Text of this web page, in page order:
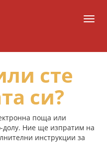
сте
си?
поща или
долу. Ние ще изпратим на
инструкции за